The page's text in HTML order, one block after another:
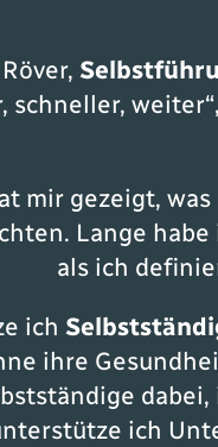
schneller, weiter“
mir gezeigt,
Lange
als ich
ich
ihre
ich